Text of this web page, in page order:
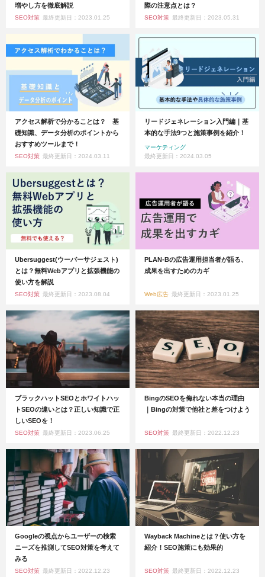
増やし方を徹底解説
SEO対策 最終更新日：2023.01.25
際の注意点とは？
SEO対策 最終更新日：2023.05.31
アクセス解析で分かることは？ 基
礎知識、データ分析のポイントから
おすすめツールまで！
SEO対策 最終更新日：2024.03.11
リードジェネレーション入門編｜基
本的な手法9つと施策事例を紹介！
マーケティング
最終更新日：2024.03.05
Ubersuggest(ウーバーサジェスト)
とは？無料Webアプリと拡張機能の
使い方を解説
SEO対策 最終更新日：2023.08.04
PLAN-Bの広告運用担当者が語る、
成果を出すためのカギ
Web広告 最終更新日：2023.01.25
ブラックハットSEOとホワイトハッ
トSEOの違いとは？正しい知識で正
しいSEOを！
SEO対策 最終更新日：2023.06.25
BingのSEOを侮れない本当の理由
｜Bingの対策で他社と差をつけよう
SEO対策 最終更新日：2022.12.23
Googleの視点からユーザーの検索
ニーズを推測してSEO対策を考えて
みる
SEO対策 最終更新日：2022.12.23
Wayback Machineとは？使い方を
紹介！SEO施策にも効果的
SEO対策 最終更新日：2022.12.23